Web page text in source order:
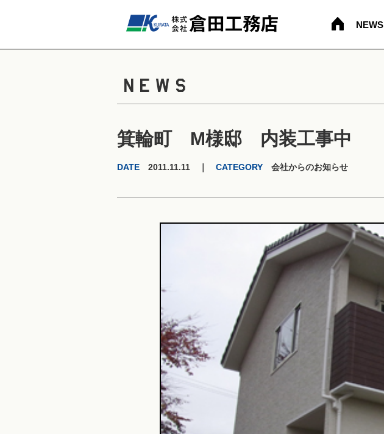
NEWS
NEWS
箕輪町 M様邸 内装工事中
DATE 2011.11.11 ｜ CATEGORY 会社からのお知らせ